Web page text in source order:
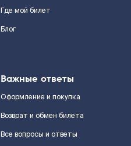
Где мой билет
Блог
Важные ответы
Оформление и покупка
Возврат и обмен билета
Все вопросы и ответы